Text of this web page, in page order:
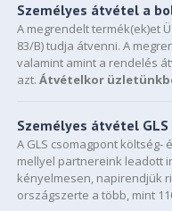
Személyes átvétel a
A megrendelt termék(ek)et
83/B) tudja átvenni. A
valamint amint a rendelés
azt.Átvételkor
Személyes átvétel
A GLS csomagpont
mellyel partnereink leadott
kényelmesen, napirendjük
országszerte a több, mint